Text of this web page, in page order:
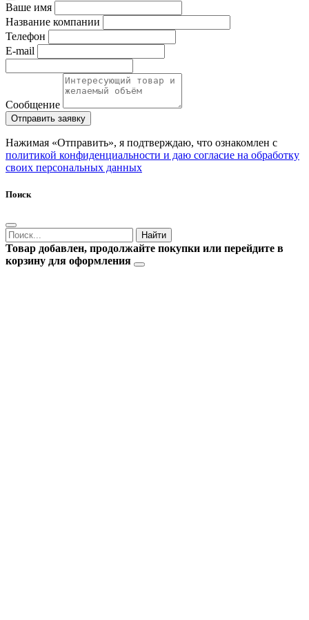
Ваше имя
Название компании
Телефон
E-mail
Сообщение
Отправить заявку
Нажимая «Отправить», я подтверждаю, что ознакомлен с
политикой конфиденциальности и даю согласие на обработку
своих персональных данных
Поиск
Товар добавлен, продолжайте покупки или перейдите в
корзину для оформления